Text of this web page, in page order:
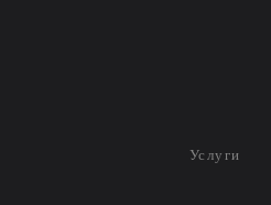
Услуги